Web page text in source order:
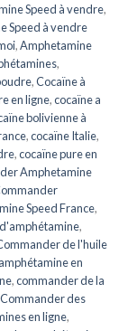
Speed ​​​​à vendre,
Speed ​​​​à vendre
,Amphetamine
,
,Cocaïne à
en ligne,cocaïne a
bolivienne à
,cocaïne Italie,
,cocaïne pure en
Amphetamine
Speed ​​France,
,
de l'huile
en
,commander de la
Commander des
en ligne,